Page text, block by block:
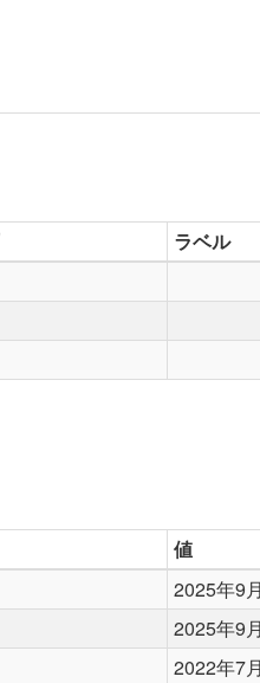
ラベル
値
2025年9
2025年9
2022年7